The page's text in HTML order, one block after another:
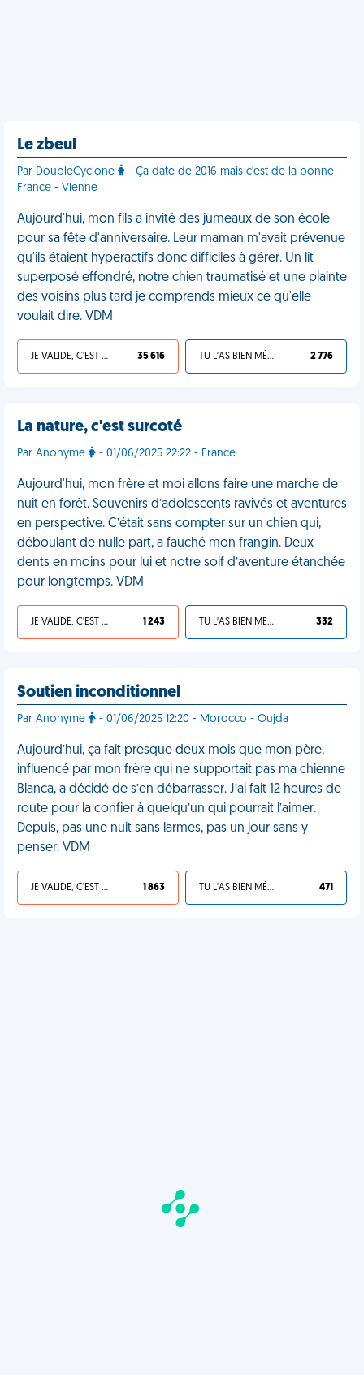
Le zbeul
Par DoubleCyclone
- Ça date de 2016 mais c'est de la bonne -
France - Vienne
Aujourd'hui, mon fils a invité des jumeaux de son école
pour sa fête d'anniversaire. Leur maman m'avait prévenue
qu'ils étaient hyperactifs donc difficiles à gérer. Un lit
superposé effondré, notre chien traumatisé et une plainte
des voisins plus tard je comprends mieux ce qu'elle
voulait dire. VDM
JE VALIDE, C'EST UNE VDM 35 616 TU L'AS BIEN MÉRITÉ 2 776
La nature, c'est surcoté
Par Anonyme - 01/06/2025 22:22 - France
Aujourd'hui, mon frère et moi allons faire une marche de
nuit en forêt. Souvenirs d’adolescents ravivés et aventures
en perspective. C’était sans compter sur un chien qui,
déboulant de nulle part, a fauché mon frangin. Deux
dents en moins pour lui et notre soif d’aventure étanchée
pour longtemps. VDM
JE VALIDE, C'EST UNE VDM 1 243 TU L'AS BIEN MÉRITÉ 332
Soutien inconditionnel
Par Anonyme - 01/06/2025 12:20 - Morocco - Oujda
Aujourd’hui, ça fait presque deux mois que mon père,
influencé par mon frère qui ne supportait pas ma chienne
Blanca, a décidé de s’en débarrasser. J’ai fait 12 heures de
route pour la confier à quelqu’un qui pourrait l’aimer.
Depuis, pas une nuit sans larmes, pas un jour sans y
penser. VDM
JE VALIDE, C'EST UNE VDM 1 863 TU L'AS BIEN MÉRITÉ 471